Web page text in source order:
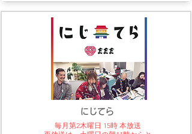
にじてら
毎月第2木曜日 15時 本放送